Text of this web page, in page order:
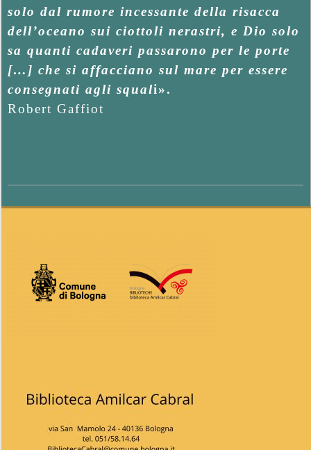
solo dal rumore incessante della risacca
dell’oceano sui ciottoli nerastri, e Dio solo
sa quanti cadaveri passarono per le porte
[…] che si affacciano sul mare per essere
consegnati agli squali».
Robert Gaffiot
09-